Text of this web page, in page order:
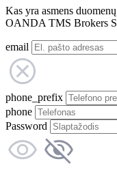
Kas yra asmens
OANDA TMS Brokers
email
phone_prefix
phone
Password